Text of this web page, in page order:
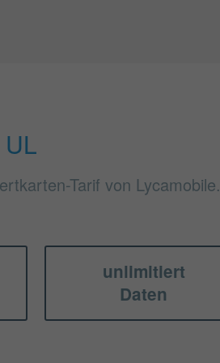
Tarif von Lycamobile.
unlimitiert
Daten